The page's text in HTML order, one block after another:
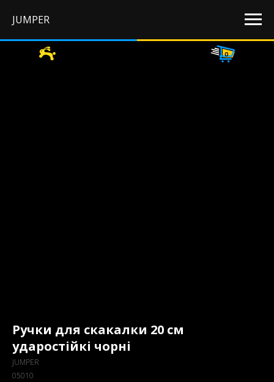
JUMPER
0
Ручки для скакалки 20 см
ударостійкі чорні
JUMPER
05010